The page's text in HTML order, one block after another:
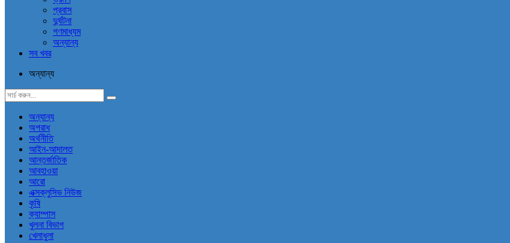
প্রবাস
দুর্ঘটনা
গণমাধ্যম
অন্যান্য
সব খবর
অন্যান্য
অন্যান্য
অপরাধ
অর্থনীতি
আইন-আদালত
আন্তর্জাতিক
আবহাওয়া
আরো
এক্সক্লুসিভ নিউজ
কৃষি
ক্যাম্পাস
খুলনা বিভাগ
খেলাধুলা